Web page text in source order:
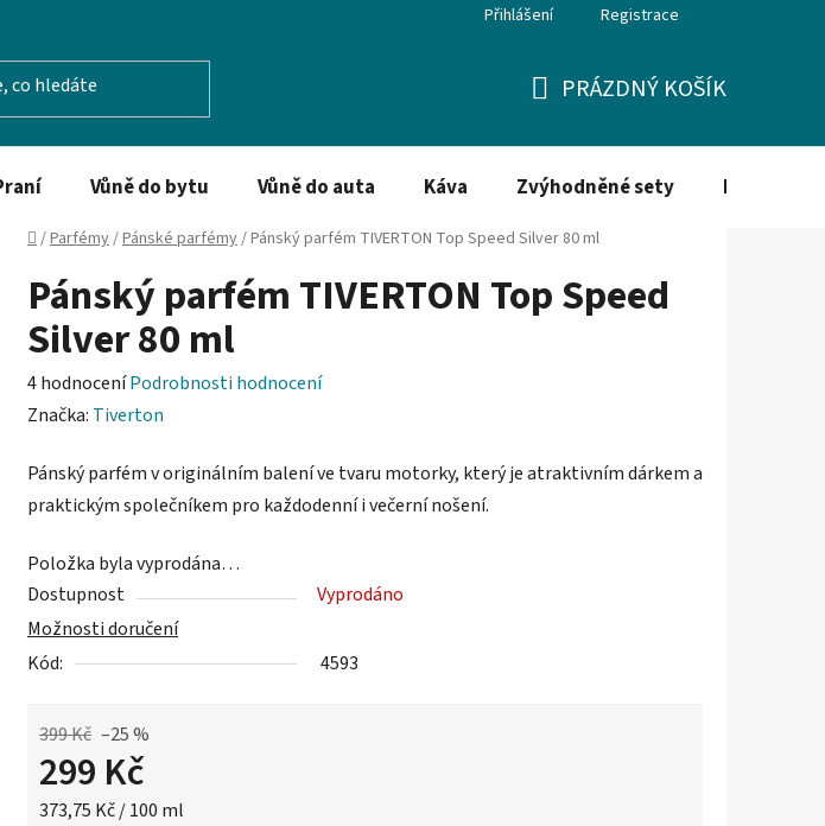
Přihlášení Registrace
KOŠÍK
PRÁZDNÝ KOŠÍK
Vůně do bytu Vůně do auta Káva Zvýhodněné sety Dezinfekce
Domů
/Parfémy/Pánské parfémy/Pánský parfém TIVERTON Top Speed Silver 80 ml
Pánský parfém TIVERTON Top Speed
Silver 80 ml
Průměrné
hodnocení
je
5,0
5
hvězdiček.
4 hodnoceníPodrobnosti hodnocení
Značka: Tiverton
Pánský parfém v originálním balení ve tvaru motorky, který je atraktivním dárkem a
praktickým společníkem pro každodenní i večerní nošení.
Položka byla vyprodána…
Dostupnost
Vyprodáno
Možnosti doručení
Kód:
4593
399 Kč –25 %
299 Kč
Měrná cena:
373,75 Kč / 100 ml